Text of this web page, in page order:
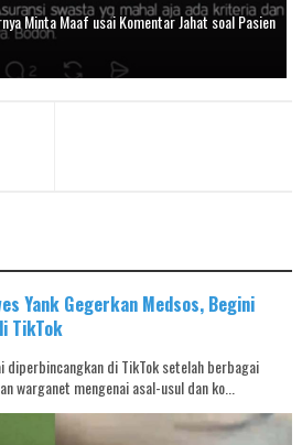
Minta Maaf usai Komentar Jahat soal Pasien
Yank Gegerkan Medsos, Begini
TikTok
diperbincangkan di TikTok setelah berbagai
warganet mengenai asal-usul dan ko...